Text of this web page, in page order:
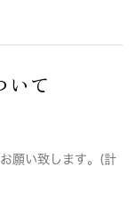
いて
願い致します。(計